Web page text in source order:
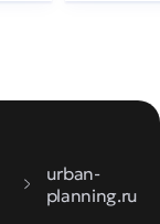
urban-
planning.ru